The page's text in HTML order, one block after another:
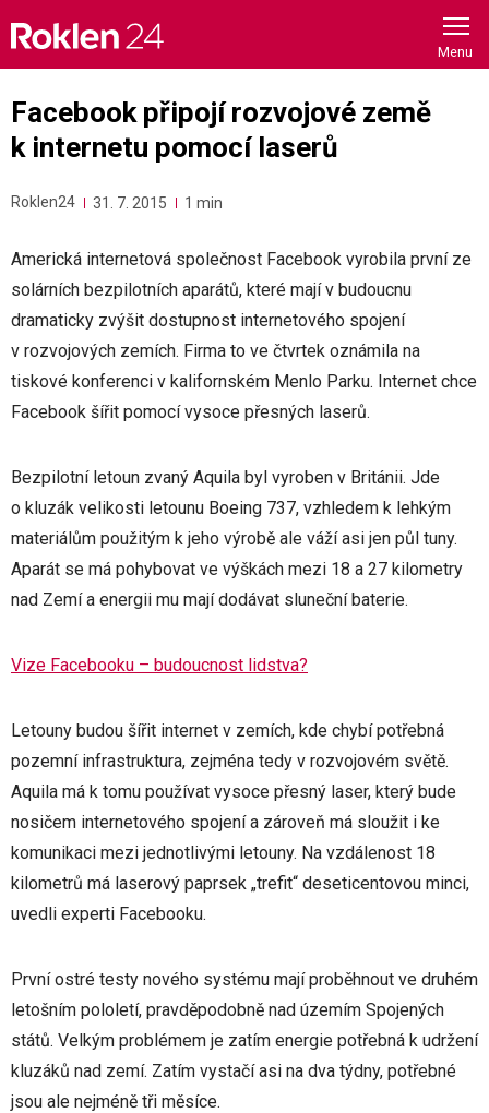
content
Facebook připojí rozvojové země
k internetu pomocí laserů
Roklen24 31. 7. 2015 1 min
Americká internetová společnost Facebook vyrobila první ze
solárních bezpilotních aparátů, které mají v budoucnu
dramaticky zvýšit dostupnost internetového spojení
v rozvojových zemích. Firma to ve čtvrtek oznámila na
tiskové konferenci v kalifornském Menlo Parku. Internet chce
Facebook šířit pomocí vysoce přesných laserů.
Bezpilotní letoun zvaný Aquila byl vyroben v Británii. Jde
o kluzák velikosti letounu Boeing 737, vzhledem k lehkým
materiálům použitým k jeho výrobě ale váží asi jen půl tuny.
Aparát se má pohybovat ve výškách mezi 18 a 27 kilometry
nad Zemí a energii mu mají dodávat sluneční baterie.
Vize Facebooku – budoucnost lidstva?
Letouny budou šířit internet v zemích, kde chybí potřebná
pozemní infrastruktura, zejména tedy v rozvojovém světě.
Aquila má k tomu používat vysoce přesný laser, který bude
nosičem internetového spojení a zároveň má sloužit i ke
komunikaci mezi jednotlivými letouny. Na vzdálenost 18
kilometrů má laserový paprsek „trefit“ deseticentovou minci,
uvedli experti Facebooku.
První ostré testy nového systému mají proběhnout ve druhém
letošním pololetí, pravděpodobně nad územím Spojených
států. Velkým problémem je zatím energie potřebná k udržení
kluzáků nad zemí. Zatím vystačí asi na dva týdny, potřebné
jsou ale nejméně tři měsíce.